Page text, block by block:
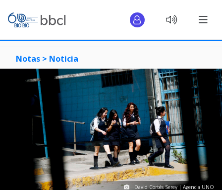
Notas > Noticia
David Cortés Serey | Agencia UNO